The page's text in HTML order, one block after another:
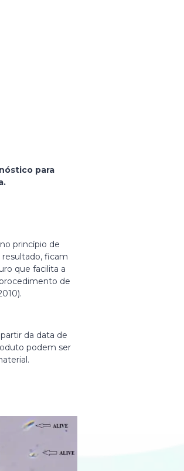
para
princípio de
ficam
que facilita a
de
da data de
podem ser